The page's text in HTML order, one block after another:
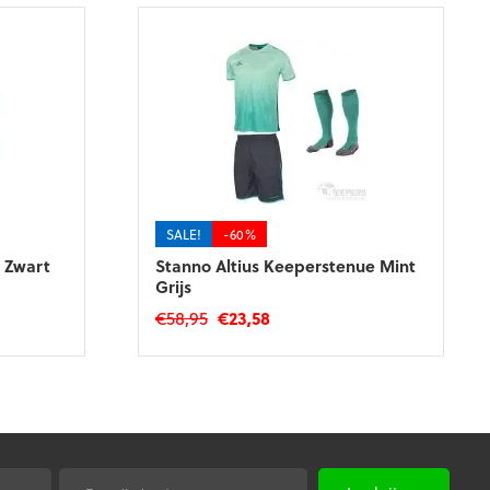
Zwart
SALE! -60%
Stanno Altius Keeperstenue Mint
Grijs
€58,95 Oorspronkelijke
€23,58Huidige
Dit